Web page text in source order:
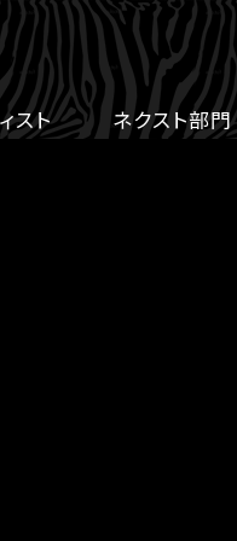
スト ネクスト部門